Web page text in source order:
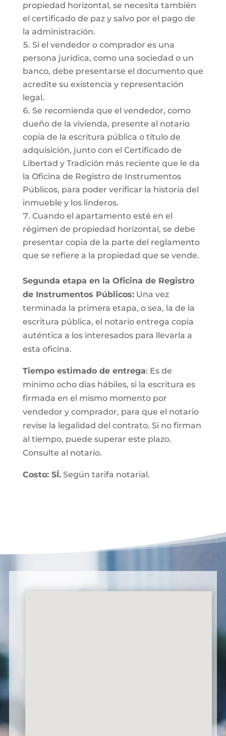
propiedad horizontal, se necesita también
el certificado de paz y salvo por el pago de
la administración.
Si el vendedor o comprador es una
persona jurídica, como una sociedad o un
banco, debe presentarse el documento que
acredite su existencia y representación
legal.
Se recomienda que el vendedor, como
dueño de la vivienda, presente al notario
copia de la escritura pública o título de
adquisición, junto con el Certificado de
Libertad y Tradición más reciente que le da
la Oficina de Registro de Instrumentos
Públicos, para poder verificar la historia del
inmueble y los linderos.
Cuando el apartamento esté en el
régimen de propiedad horizontal, se debe
presentar copia de la parte del reglamento
que se refiere a la propiedad que se vende.
Segunda etapa en la Oficina de Registro
de Instrumentos Públicos:Una vez
terminada la primera etapa, o sea, la de la
escritura pública, el notario entrega copia
auténtica a los interesados para llevarla a
esta oficina.
Tiempo estimado de entrega: Es de
mínimo ocho días hábiles, si la escritura es
firmada en el mismo momento por
vendedor y comprador, para que el notario
revise la legalidad del contrato. Si no firman
al tiempo, puede superar este plazo.
Consulte al notario.
Costo: SÍ.Según tarifa notarial.